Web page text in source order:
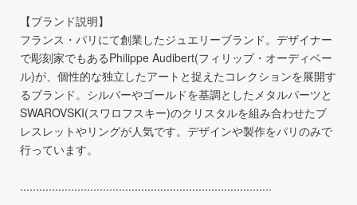
【ブランド説明】
フランス・パリにて創業したジュエリーブランド。デザイナー
で彫刻家でもあるPhilippe Audibert(フィリップ・オーディベー
ル)が、個性的な独立したアートと捉えたコレクションを展開す
るブランド。シルバーやゴールドを基調としたメタルパーツと
SWAROVSKI(スワロフスキー)のクリスタルを組み合わせたブ
レスレットやリングが人気です。デザインや製作をパリのみで
行っています。
...............................................................................